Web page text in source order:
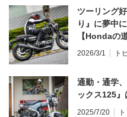
ツーリング
り』に夢中
【Hondaの
ンプレ・レ
2026/3/1 ト
通勤・通学
ックス125』
2025/7/20